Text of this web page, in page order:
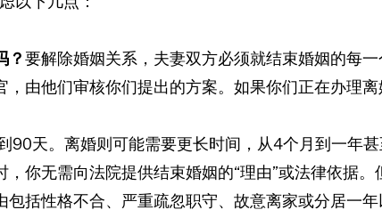
？要解除婚姻关系，夫妻双方必须就结束婚姻的每
由他们审核你们提出的方案。如果你们正在办理
90天。离婚则可能需要更长时间，从4个月到一年甚
，你无需向法院提供结束婚姻的“理由”或法律依据
包括性格不合、严重疏忽职守、故意离家或分居一年